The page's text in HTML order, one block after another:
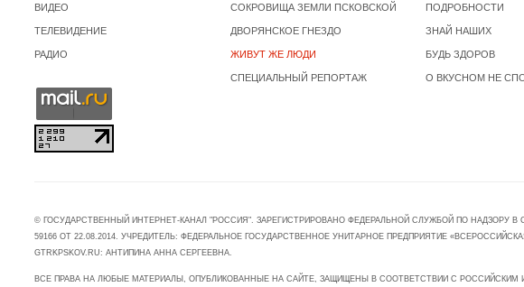
ВИДЕО
ТЕЛЕВИДЕНИЕ
РАДИО
СОКРОВИЩА ЗЕМЛИ ПСКОВСКОЙ
ДВОРЯНСКОЕ ГНЕЗДО
ЖИВУТ ЖЕ ЛЮДИ
СПЕЦИАЛЬНЫЙ РЕПОРТАЖ
ПОДРОБНОСТИ
ЗНАЙ НАШИХ
БУДЬ ЗДОРОВ
О ВКУСНОМ НЕ
© ГОСУДАРСТВЕННЫЙ ИНТЕРНЕТ-КАНАЛ "РОССИЯ". ЗАРЕГИСТРИРОВАНО ФЕДЕРАЛЬНОЙ СЛУЖБОЙ ПО
59166 ОТ 22.08.2014. УЧРЕДИТЕЛЬ: ФЕДЕРАЛЬНОЕ ГОСУДАРСТВЕННОЕ УНИТАРНОЕ ПРЕДПРИЯТИЕ
GTRKPSKOV.RU: АНТИПИНА АННА СЕРГЕЕВНА.
ВСЕ ПРАВА НА ЛЮБЫЕ МАТЕРИАЛЫ, ОПУБЛИКОВАННЫЕ НА САЙТЕ, ЗАЩИЩЕНЫ В СООТВЕТСТВИИ С